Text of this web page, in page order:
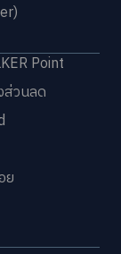
Point
ส่วนลด
ย